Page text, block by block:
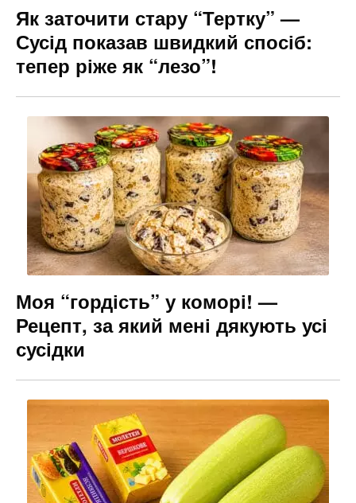
Як заточити стару “Тертку” —
Сусід показав швидкий спосіб:
тепер ріже як “лезо”!
Моя “гордість” у коморі! —
Рецепт, за який мені дякують усі
сусідки